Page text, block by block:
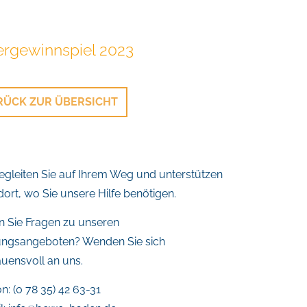
2023
ZUR ÜBERSICHT
Sie auf Ihrem Weg und unterstützen
wo Sie unsere Hilfe benötigen.
Sie Fragen zu unseren
Wenden Sie sich
an uns.
(0 78 35) 42 63-31